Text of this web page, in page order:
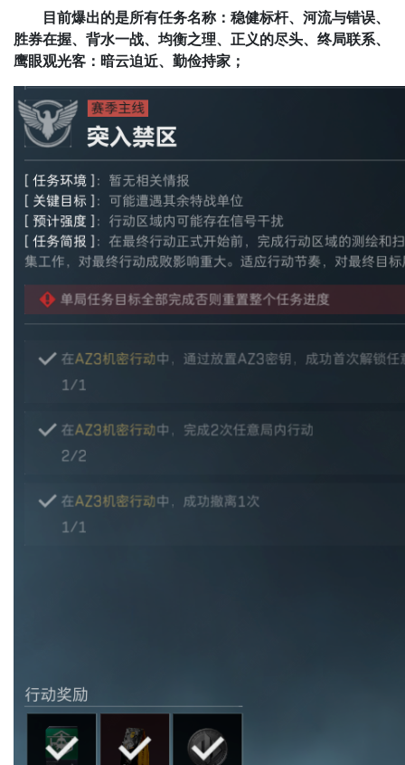
目前爆出的是所有任务名称：稳健标杆、河流与错误、
胜券在握、背水一战、均衡之理、正义的尽头、终局联系、
鹰眼观光客：暗云迫近、勤俭持家；